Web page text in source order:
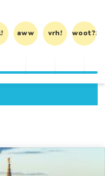
aww vrh! woot?!